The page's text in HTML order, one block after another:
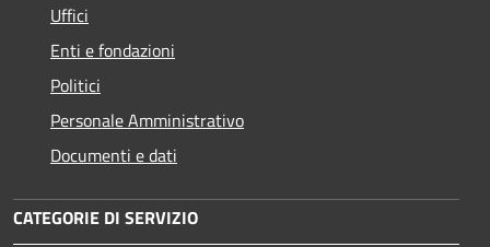
Uffici
Enti e fondazioni
Politici
Personale Amministrativo
Documenti e dati
CATEGORIE DI SERVIZIO